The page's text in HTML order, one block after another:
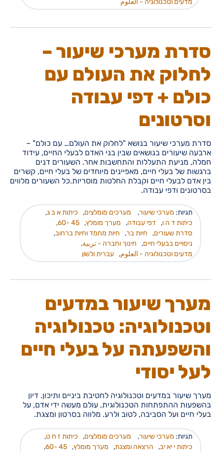
סדרת מערכי שיעור –
לחלוק את העולם עם
כולם + דפי עבודה
וסרטונים
סדרת מערכי שיעור בנושא "לחלוק את העולם… עם כולם" –
ארבעה שיעורים בנושאים שבין בני האדם לבעלי החיים, עידוד
חמלה, מניעת התעללות והתחשבות אחר. השעורים דנים
ברגשות של בעלי חיים, מאפיינים מיוחדים של בעלי חיים, קשרים
בין אדם לבעלי חיים וקבלת החלטות מוסריות.כל השעורים מלווים
בסרטונים ודפי עבודה.
תגיות: מערכי שיעור, מערכים מומלצים, כיתות א ב ג,
כיתות ד ה ו, דפי עבודה, מערך מומלץ,
45 -60
,
סדרת שעורים, חיות בר, חיות מחמד וחיות ברחוב,
ניסויים בבעלי חיים, חינוך וחברה - تربية,
מדעים וטכנולוגיה - العلوم, עברית ולשון
מערך שיעור במדעים
וטכנולוגיה: טכנולוגיה
והשפעתה על בעלי חיים
לעל יסודי
מערך שיעור במדעים וטכנולוגיה לחטיבת ביניים ותיכון. דיון
בהשפעות ההתפתחות הטכנולוגית, עולם מעשה ידי אדם, על
בעלי חיים ועל הסביבה, לטוב ולרע. מלווה בסרטון ומצגת.
תגיות: מערכי שיעור, מערכים מומלצים, כיתות ז ח ט,
כיתות י יא יב, הרצאה ומצגת, מערך מומלץ,
45 -60
,